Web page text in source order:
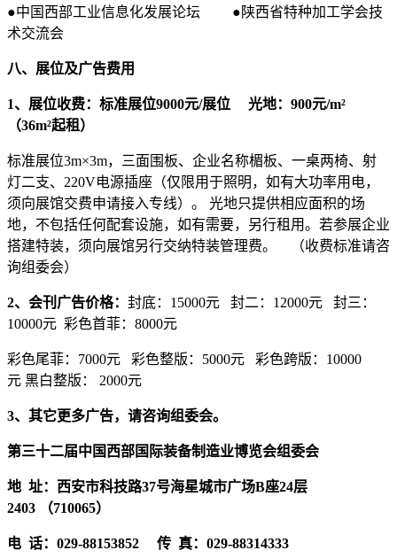
●中国西部工业信息化发展论坛 ●陕西省特种加工学会技
术交流会
八、展位及广告费用
1、展位收费：标准展位9000元/展位 光地：900元/m²
（36m²起租）
标准展位3m×3m，三面围板、企业名称楣板、一桌两椅、射
灯二支、220V电源插座（仅限用于照明，如有大功率用电，
须向展馆交费申请接入专线）。 光地只提供相应面积的场
地，不包括任何配套设施，如有需要，另行租用。若参展企业
搭建特装，须向展馆另行交纳特装管理费。 （收费标准请咨
询组委会）
2、会刊广告价格： 封底：15000元 封二：12000元 封三：
10000元 彩色首菲：8000元
彩色尾菲：7000元 彩色整版：5000元 彩色跨版：10000
元 黑白整版： 2000元
3、其它更多广告，请咨询组委会。
第三十二届中国西部国际装备制造业博览会组委会
地 址：西安市科技路37号海星城市广场B座24层
2403 （710065）
电 话：029-88153852 传 真：029-88314333